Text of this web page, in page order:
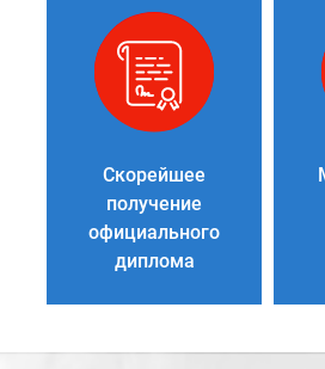
Скорейшее
получение
официального
диплома